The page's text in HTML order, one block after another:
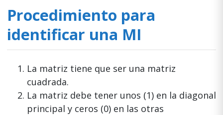
Procedimiento para
identificar una MI
La matriz tiene que ser una matriz
cuadrada.
La matriz debe tener unos (1) en la diagonal
principal y ceros (0) en las otras